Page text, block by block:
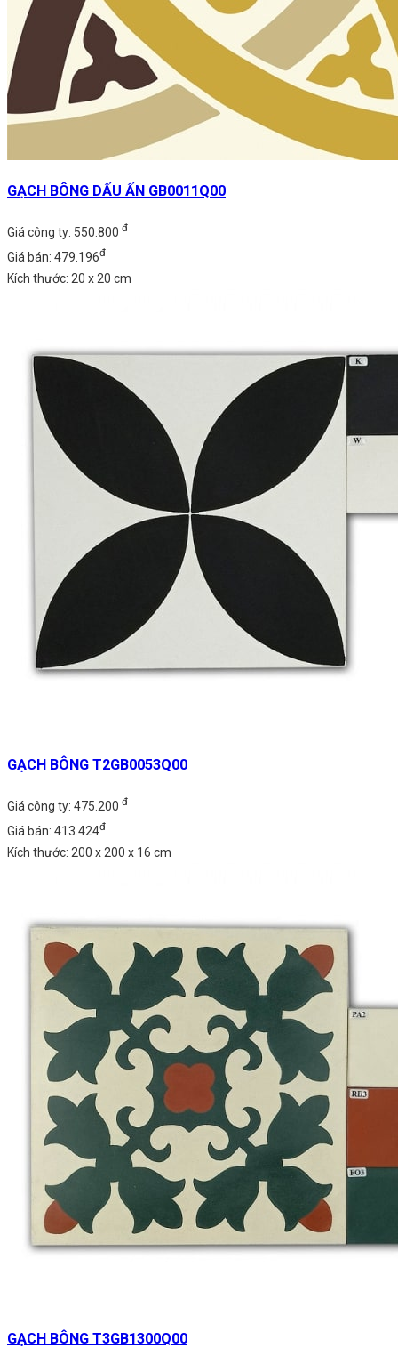
GẠCH BÔNG DẤU ẤN GB0011Q00
Giá công ty: 550.800 đ
Giá bán: 479.196đ
Kích thước: 20 x 20 cm
GẠCH BÔNG T2GB0053Q00
Giá công ty: 475.200 đ
Giá bán: 413.424đ
Kích thước: 200 x 200 x 16 cm
GẠCH BÔNG T3GB1300Q00